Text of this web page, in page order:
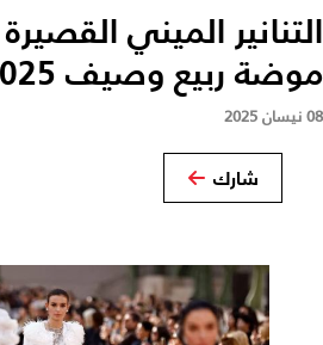
التنانير الميني
موضة ربيع وصيف 2025
08 نيسان 2025
شارك